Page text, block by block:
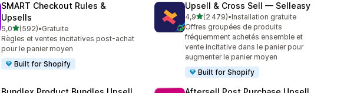
SMART Checkout Rules &
Upsells
5,0étoile(s) sur 5
(592)
592 avis au total
•Gratuite
Règles et ventes incitatives post-achat
pour le panier moyen
Built for Shopify
Upsell & Cross Sell — Selleasy
4,9étoile(s) sur 5
(2 479)
2479 avis au total
•Installation gratuite
Offres groupées de produits
fréquemment achetés ensemble et
vente incitative dans le panier pour
augmenter le panier moyen
Built for Shopify